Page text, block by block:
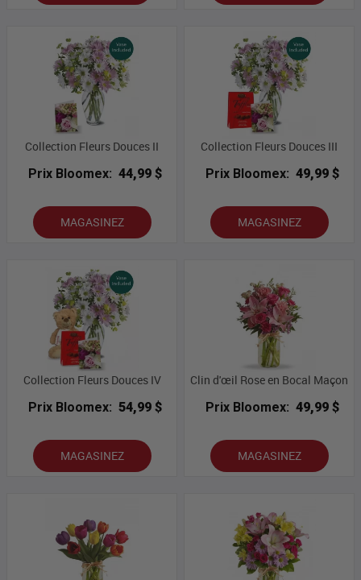
Collection Fleurs Douces II
Prix Bloomex: 44,99 $
MAGASINEZ
Collection Fleurs Douces III
Prix Bloomex: 49,99 $
MAGASINEZ
Collection Fleurs Douces IV
Prix Bloomex: 54,99 $
MAGASINEZ
Clin d'œil Rose en Bocal Maçon
Prix Bloomex: 49,99 $
MAGASINEZ